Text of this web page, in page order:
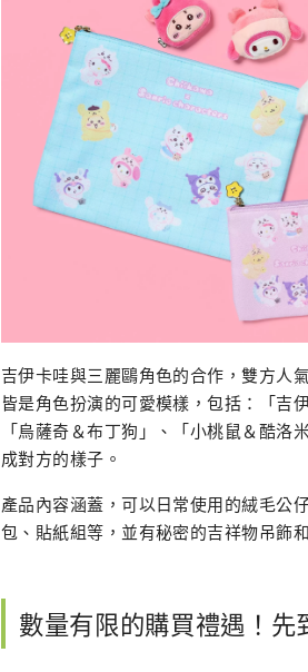
吉伊卡哇與三麗鷗角色的合作，雙方人
皆是角色扮演的可愛模樣，包括：「吉
「烏薩奇＆布丁狗」、「小桃鼠＆酷
成對方的樣子。
產品內容涵蓋，可以日常使用的絨毛公
包、貼紙組等，並有秘密的吉祥物吊飾
數量有限的購買禮遇！